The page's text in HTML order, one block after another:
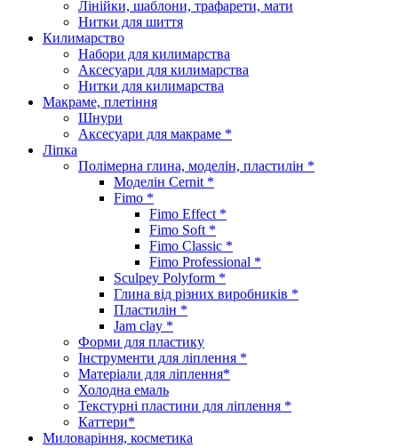
Лінійки, шаблони, трафарети, мати
Нитки для шиття
Килимарство
Набори для килимарства
Аксесуари для килимарства
Нитки для килимарства
Макраме, плетіння
Шнури
Аксесуари для макраме *
Ліпка
Полімерна глина, моделін, пластилін *
Моделін Cernit *
Fimo *
Fimo Effect *
Fimo Soft *
Fimo Classic *
Fimo Professional *
Sculpey Polyform *
Глина від різних виробників *
Пластилін *
Jam clay *
Форми для пластику
Інструменти для ліплення *
Матеріали для ліплення*
Холодна емаль
Текстурні пластини для ліплення *
Каттери*
Миловаріння, косметика